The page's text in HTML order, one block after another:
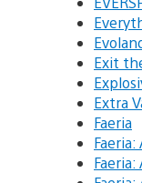
Exit
Extra
Faeria
Faeria: